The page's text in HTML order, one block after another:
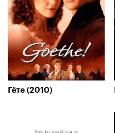
Гёте (2010)